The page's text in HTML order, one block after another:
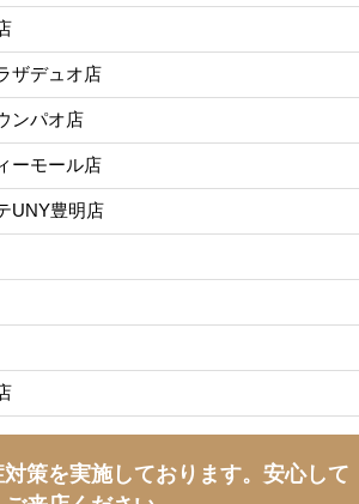
ザデュオ店
ンパオ店
ーモール店
UNY豊明店
策を実施しております。 安心して